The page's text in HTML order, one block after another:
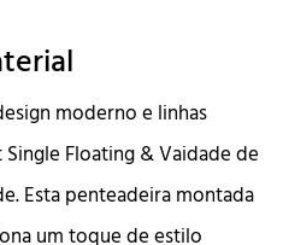
moderno e linhas
Floating & Vaidade de
Esta penteadeira montada
um toque de estilo